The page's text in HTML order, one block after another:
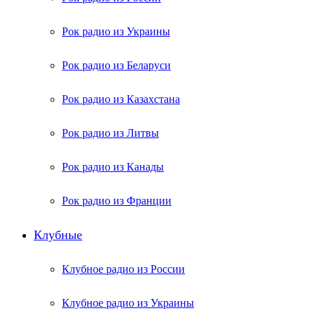
Рок радио из Украины
Рок радио из Беларуси
Рок радио из Казахстана
Рок радио из Литвы
Рок радио из Канады
Рок радио из Франции
Клубные
Клубное радио из России
Клубное радио из Украины